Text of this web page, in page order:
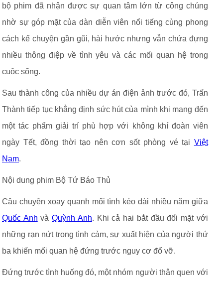
bộ phim đã nhận được sự quan tâm lớn từ công chúng
nhờ sự góp mặt của dàn diễn viên nổi tiếng cùng phong
cách kể chuyện gần gũi, hài hước nhưng vẫn chứa đựng
nhiều thông điệp về tình yêu và các mối quan hệ trong
cuộc sống.
Sau thành công của nhiều dự án điện ảnh trước đó, Trấn
Thành tiếp tục khẳng định sức hút của mình khi mang đến
một tác phẩm giải trí phù hợp với không khí đoàn viên
ngày Tết, đồng thời tạo nên cơn sốt phòng vé tại Việt
Nam.
Nội dung phim Bộ Tứ Báo Thủ
Câu chuyện xoay quanh mối tình kéo dài nhiều năm giữa
Quốc Anh vàQuỳnh Anh. Khi cả hai bắt đầu đối mặt với
những rạn nứt trong tình cảm, sự xuất hiện của người thứ
ba khiến mối quan hệ đứng trước nguy cơ đổ vỡ.
Đứng trước tình huống đó, một nhóm người thân quen với